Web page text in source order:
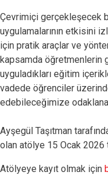
Çevrimiçi gerçekleşecek
uygulamalarının etkisini
için pratik araçlar ve
kapsamda öğretmenlerin
uyguladıkları eğitim
vadede öğrenciler
edebileceğimize
Ayşegül Taşıtman
olan atölye 15 Ocak 2026
Atölyeye kayıt olmak için